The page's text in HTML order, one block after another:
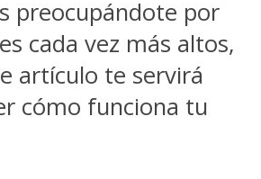
preocupándote por
cada vez más altos,
artículo te servirá
cómo funciona tu